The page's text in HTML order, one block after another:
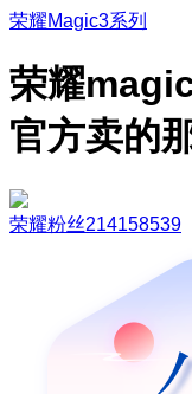
荣耀Magic3系列
荣耀
官方卖的
荣耀粉丝214158539